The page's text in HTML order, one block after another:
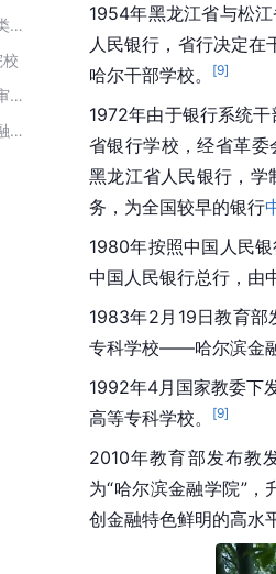
2024软科中国财经类大学排名
2023软科中国大学审计学专业排名
2023年中国大学金融科技专业排名
1954年黑龙江省与松
人民银行，省行决定在
哈尔干部学校。
[9]
1972年由于银行系统
省银行学校，经省革委
黑龙江省人民银行，学
务，为全国较早的银行
1980年按照中国人民
中国人民银行总行，由
1983年2月19日教育
专科学校——哈尔滨金
1992年4月国家教委下
高等专科学校。
[9]
2010年教育部发布教
为“哈尔滨金融学院”
创金融特色鲜明的高水